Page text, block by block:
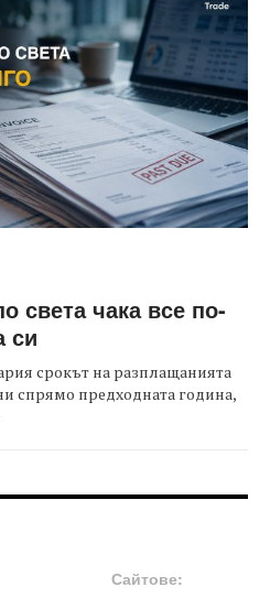
света чака все по-
си
срокът на разплащанията
спрямо предходната година,
Сайтове: